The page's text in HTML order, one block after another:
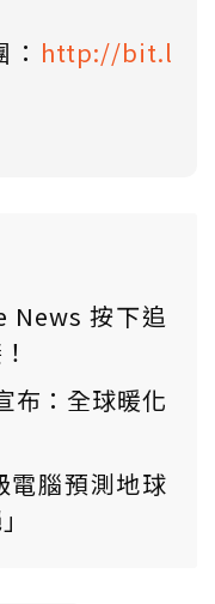
http://bit.l
News 按下追
布：全球暖化
電腦預測地球